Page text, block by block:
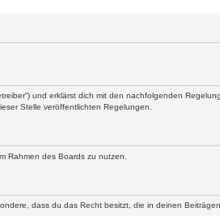
und erklärst dich mit den nachfolgenden
Stelle veröffentlichten Regelungen.
Rahmen des Boards zu nutzen.
dass du das Recht besitzt, die in deinen